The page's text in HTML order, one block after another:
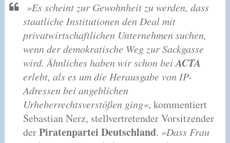
»Es scheint zur Gewohnheit zu werden, dass
staatliche Institutionen den Deal mit
privatwirtschaftlichen Unternehmen suchen,
wenn der demokratische Weg zur Sackgasse
wird. Ähnliches haben wir schon beiACTA
erlebt, als es um die Herausgabe von IP-
Adressen bei angeblichen
Urheberrechtsverstößen ging«, kommentiert
Sebastian Nerz, stellvertretender Vorsitzender
derPiratenpartei Deutschland. »Dass Frau